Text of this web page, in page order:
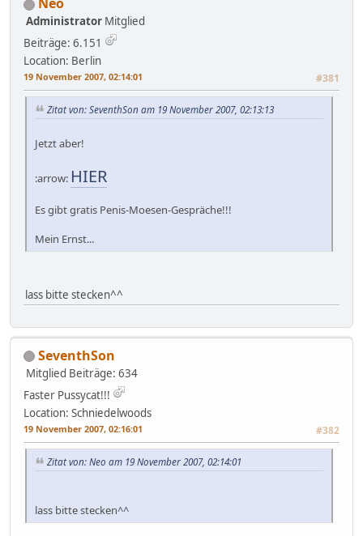
Administrator Mitglied
Beiträge: 6.151
Location: Berlin
19 November 2007, 02:14:01 #381
Zitat von: SeventhSon am 19 November 2007, 02:13:13
Jetzt aber!
:arrow: HIER
Es gibt gratis Penis-Moesen-Gespräche!!!
Mein Ernst...
lass bitte stecken^^
SeventhSon
Mitglied Beiträge: 634
Faster Pussycat!!!
Location: Schniedelwoods
19 November 2007, 02:16:01 #382
Zitat von: Neo am 19 November 2007, 02:14:01
lass bitte stecken^^